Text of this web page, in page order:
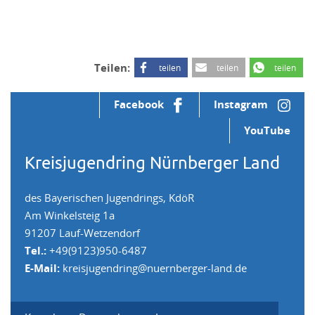
Teilen: teilen teilen teilen
Facebook
Instagram
YouTube
Kreisjugendring Nürnberger Land
des Bayerischen Jugendrings, KdöR
Am Winkelsteig 1a
91207 Lauf-Wetzendorf
Tel.: +49(9123)950-6487
E-Mail: kreisjugendring@nuernberger-land.de